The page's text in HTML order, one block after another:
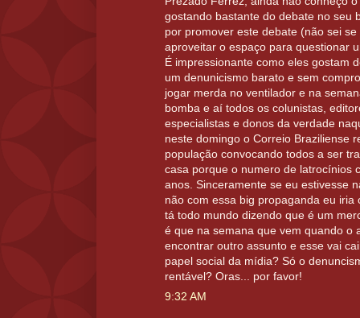
gostando bastante do debate no seu
por promover este debate (não sei
aproveitar o espaço para questionar
É impressionante como eles gostam
um denunicismo barato e sem
jogar merda no ventilador e na
bomba e aí todos os colunistas,
especialistas e donos da verdade
neste domingo o Correio Braziliense
população convocando todos a ser
casa porque o numero de latrocínios
anos. Sinceramente se eu estivesse
não com essa big propaganda eu
tá todo mundo dizendo que é um
é que na semana que vem quando o
encontrar outro assunto e esse vai
papel social da mídia? Só o
rentável? Oras... por favor!
9:32 AM